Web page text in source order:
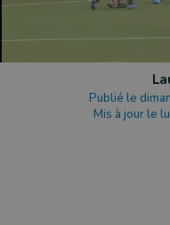
Publié le
Mis à jour le